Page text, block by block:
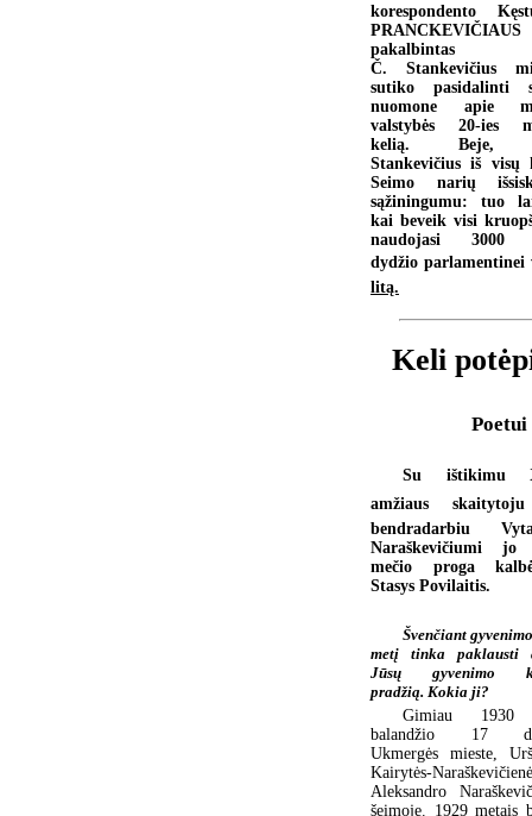
korespondento
PRANCKEVIČIAUS
pakalbintas
Č. Stankevičius
sutiko pasidalinti
nuomone apie
valstybės 20-ies
kelią. Beje,
Stankevičius iš visų
Seimo narių
sąžiningumu: tuo
kai beveik visi
naudojasi 3000
dydžio
litą.
Keli
Poetui
Su ištikimu
amžiaus
bendradarbiu
Naraškevičiumi jo
mečio proga
Stasys Povilaitis.
Švenčiant
metį tinka paklausti
Jūsų gyvenimo
pradžią. Kokia ji?
Gimiau 1930
balandžio 17
Ukmergės mieste,
Kairytės-
Aleksandro
šeimoje. 1929 metais